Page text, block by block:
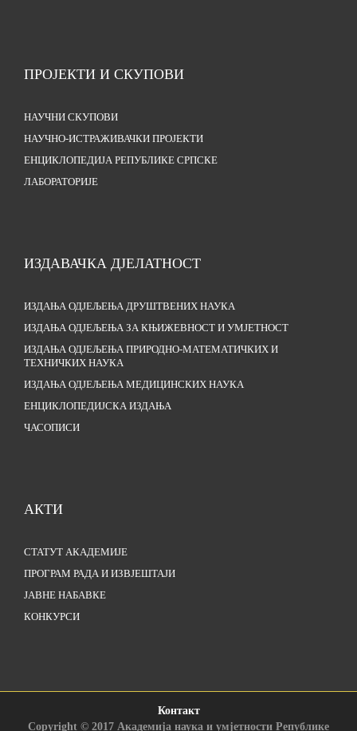
ПРОЈЕКТИ И СКУПОВИ
НАУЧНИ СКУПОВИ
НАУЧНО-ИСТРАЖИВАЧКИ ПРОЈЕКТИ
ЕНЦИКЛОПЕДИЈА РЕПУБЛИКЕ СРПСКЕ
ЛАБОРАТОРИЈЕ
ИЗДАВАЧКА ДЈЕЛАТНОСТ
ИЗДАЊА ОДЈЕЉЕЊА ДРУШТВЕНИХ НАУКА
ИЗДАЊА ОДЈЕЉЕЊА ЗА КЊИЖЕВНОСТ И УМЈЕТНОСТ
ИЗДАЊА ОДЈЕЉЕЊА ПРИРОДНО-МАТЕМАТИЧКИХ И
ТЕХНИЧКИХ НАУКА
ИЗДАЊА ОДЈЕЉЕЊА МЕДИЦИНСКИХ НАУКА
ЕНЦИКЛОПЕДИЈСКА ИЗДАЊА
ЧАСОПИСИ
АКТИ
СТАТУТ АКАДЕМИЈЕ
ПРОГРАМ РАДА И ИЗВЈЕШТАЈИ
ЈАВНЕ НАБАВКЕ
КОНКУРСИ
Контакт
Copyright © 2017 Академија наука и умјетности Републике